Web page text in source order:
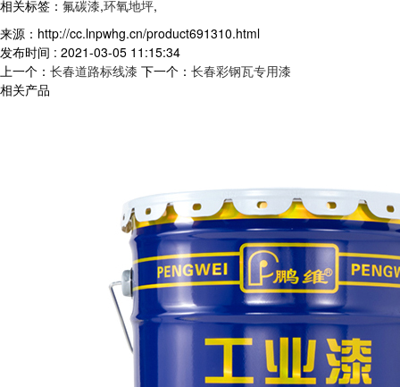
相关标签： 氟碳漆,环氧地坪,
来源：http://cc.lnpwhg.cn/product691310.html
发布时间 : 2021-03-05 11:15:34
上一个： 长春道路标线漆 下一个： 长春彩钢瓦专用漆
相关产品